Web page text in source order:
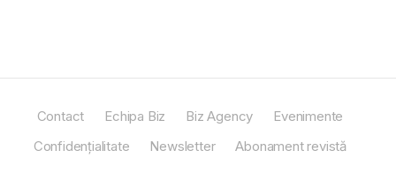
Contact Echipa Biz Biz Agency
Evenimente
Confidențialitate
Newsletter Abonament revistă